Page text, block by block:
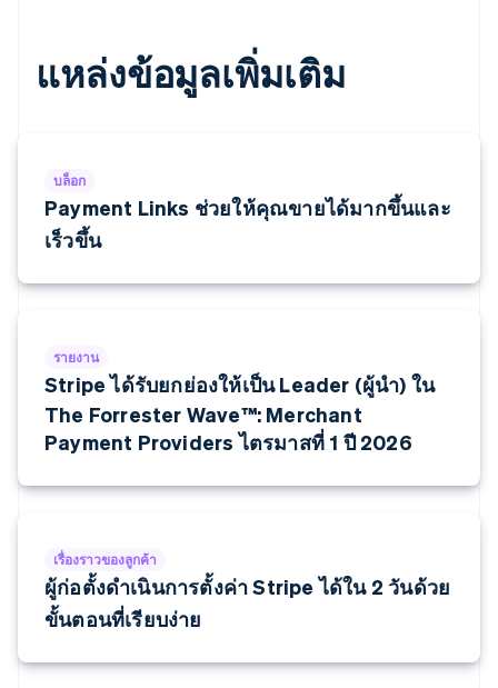
แหล่งข้อมูลเพิ่มเติม
บล็อก
Payment Links ช่วยให้คุณขายได้มากขึ้นและ
เร็วขึ้น
รายงาน
Stripe ได้รับยกย่องให้เป็น Leader (ผู้นำ) ใน
The Forrester Wave™: Merchant
Payment Providers ไตรมาสที่ 1 ปี 2026
เรื่องราวของลูกค้า
ผู้ก่อตั้งดำเนินการตั้งค่า Stripe ได้ใน 2 วันด้วย
ขั้นตอนที่เรียบง่าย
EnglishSvenska
มอลตา
เม็กซิโก
EspañolEnglish
ยิบรอลตาร์
English
DeutschEnglish
ลักเซมเบิร์ก
FrançaisDeutschEnglish
ลัตเวีย
ลิกเตนสไตน์
EspañolEnglish
สโลวาเกีย
English